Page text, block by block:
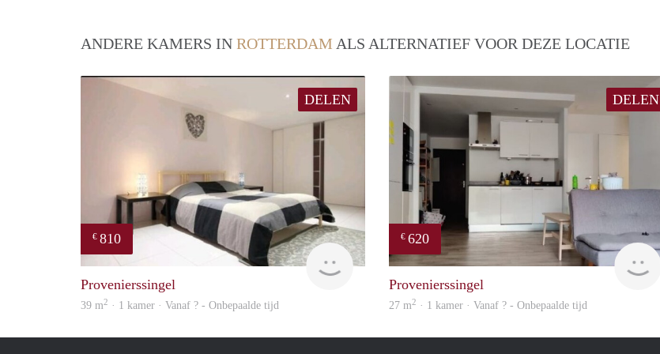
ANDERE KAMERS IN ROTTERDAM ALS ALTERNATIEF VOOR DEZE LOCATIE
DELEN
€ 810
finder
Provenierssingel
39 m2 · 1 kamer · Vanaf ? - Onbepaalde tijd
DELEN
€ 620
Provenierssingel
27 m2 · 1 kamer · Vanaf ? - Onbepaalde tijd